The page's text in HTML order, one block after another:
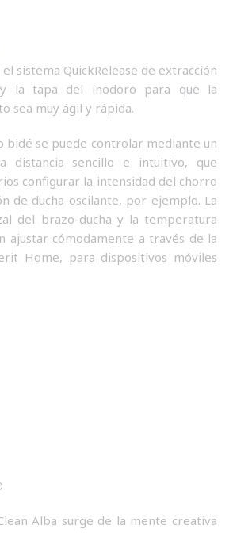
sistema QuickRelease de extracción
la tapa del inodoro para que la
sea muy ágil y rápida.
bidé se puede controlar mediante un
distancia sencillo e intuitivo, que
configurar la intensidad del chorro
de ducha oscilante, por ejemplo. La
del brazo-ducha y la temperatura
ajustar cómodamente a través de la
Home, para dispositivos móviles
Alba surge de la mente creativa